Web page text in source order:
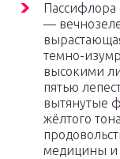
Пассифлора
—
темно-
высокими
пятью
вытянутые
жёлтого
медицины и